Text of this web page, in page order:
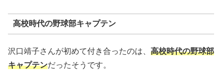
高校時代の野球部キャプテン
沢口靖子さんが初めて付き合ったのは、 高校時代の野球部
キャプテンだったそうです。